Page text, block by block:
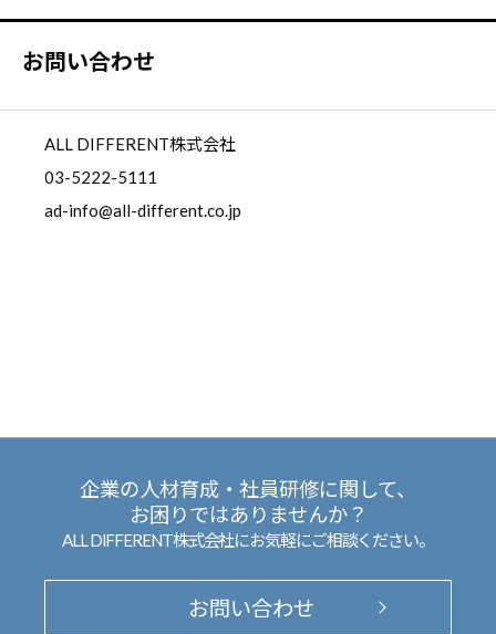
お問い合わせ
ALL DIFFERENT株式会社
03-5222-5111
ad-info@all-different.co.jp
企業の人材育成・社員研修に関して、
お困りではありませんか？
ALL DIFFERENT株式会社にお気軽にご相談ください。
お問い合わせ